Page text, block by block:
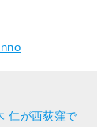
仁が西荻窪で